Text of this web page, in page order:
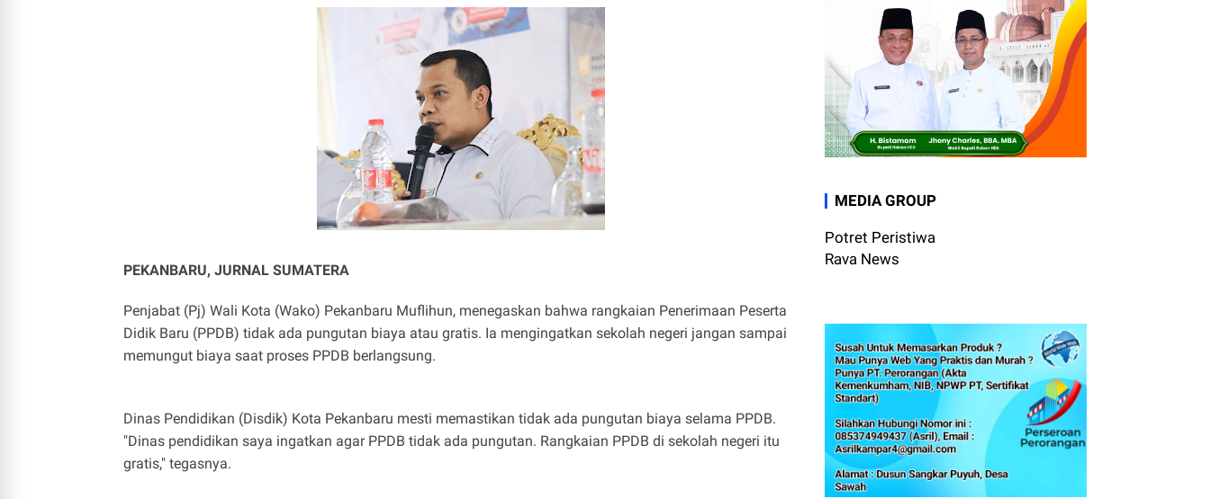
PEKANBARU, JURNAL SUMATERA
Penjabat (Pj) Wali Kota (Wako) Pekanbaru Muflihun, menegaskan bahwa rangkaian Penerimaan Peserta
Didik Baru (PPDB) tidak ada pungutan biaya atau gratis. Ia mengingatkan sekolah negeri jangan sampai
memungut biaya saat proses PPDB berlangsung.
Dinas Pendidikan (Disdik) Kota Pekanbaru mesti memastikan tidak ada pungutan biaya selama PPDB.
"Dinas pendidikan saya ingatkan agar PPDB tidak ada pungutan. Rangkaian PPDB di sekolah negeri itu
gratis," tegasnya.
MEDIA GROUP
Potret Peristiwa
Rava News